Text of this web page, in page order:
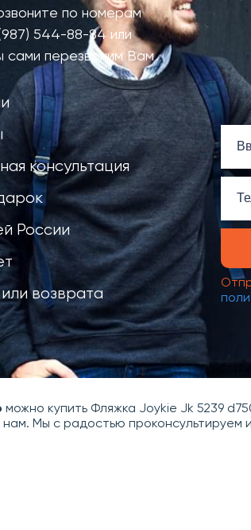
по номерам
544-88-84 или
сами перезвоним Вам
консультация
России
возврата
можно купить Фляжка Joykie Jk 5239
нам. Мы с радостью проконсультируем